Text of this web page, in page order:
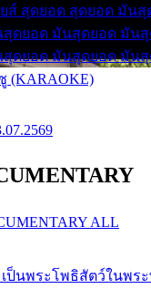
ส์ สุดยอด สุดยอด มัน
ดยอด มันสุดยอด มัน
ดยอด มันสุดยอด มัน
(KARAOKE)
ALL
ป็นพระโพธิสัตว์ในพร